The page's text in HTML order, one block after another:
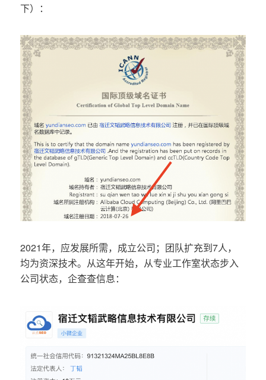
下）：
2021年，应发展所需，成立公司；团队扩充到7人，
均为资深技术。从这年开始，从专业工作室状态步入
公司状态，企查查信息：